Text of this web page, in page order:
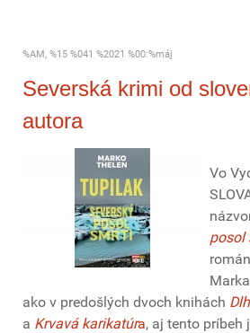
%AM, %15 %041 %2021 %00:%máj
Severská krimi od
autora
Vo
posol
ako v predošlých dvoch knihách
a Krvavá karikatúra, aj tento príbeh